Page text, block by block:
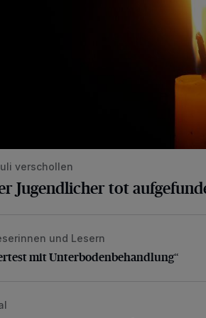
verschollen
Jugendlicher tot
mit Unterbodenbehandlung“
und Lesern
mit Unterbodenbehandlung“
im Barmer Bahnhof und klare